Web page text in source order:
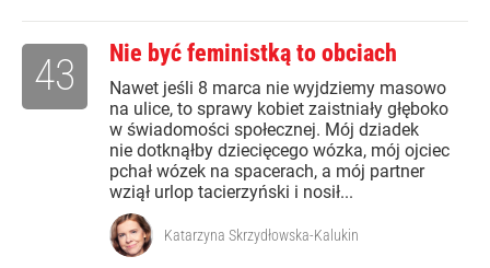
Nie być feministką to obciach
Nawet jeśli 8 marca nie wyjdziemy masowo
na ulice, to sprawy kobiet zaistniały głęboko
w świadomości społecznej. Mój dziadek
nie dotknąłby dziecięcego wózka, mój ojciec
pchał wózek na spacerach, a mój partner
wziął urlop tacierzyński i nosił...
43
Katarzyna Skrzydłowska-Kalukin